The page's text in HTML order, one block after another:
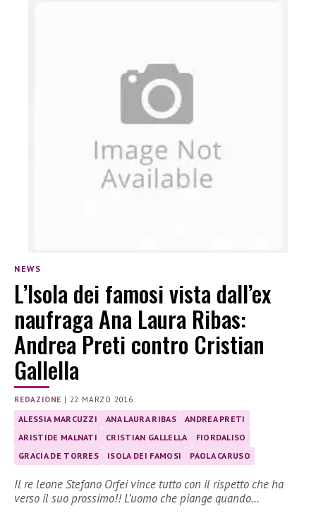
NEWS
L’Isola dei famosi vista dall’ex
naufraga Ana Laura Ribas:
Andrea Preti contro Cristian
Gallella
REDAZIONE | 22 MARZO 2016
ALESSIA MARCUZZI ANA LAURA RIBAS
ANDREA PRETI
ARISTIDE MALNATI
CRISTIAN GALLELLA
FIORDALISO
GRACIA DE TORRES
ISOLA DEI FAMOSI PAOLA CARUSO
Il re leone Stefano Orfei vince tutto con il rispetto che ha
verso il suo prossimo!! L’uomo che piange quando…